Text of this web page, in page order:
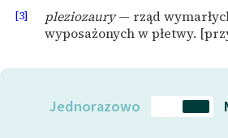
[3] pleziozaury— rząd
wyposażonych w płetwy.
Jednorazowo